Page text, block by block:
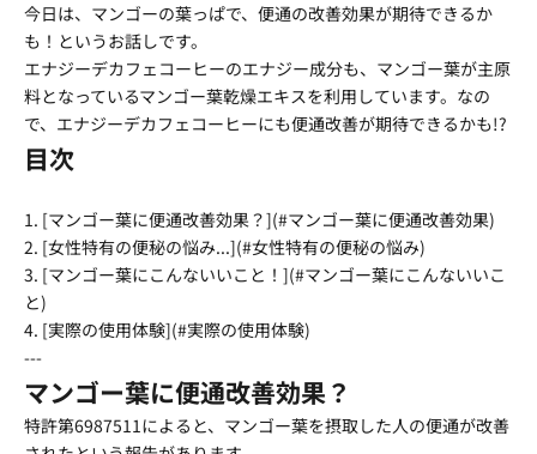
今日は、マンゴーの葉っぱで、便通の改善効果が期待できるか
も！というお話しです。
エナジーデカフェコーヒーのエナジー成分も、マンゴー葉が主原
料となっているマンゴー葉乾燥エキスを利用しています。なの
で、エナジーデカフェコーヒーにも便通改善が期待できるかも!?
目次
1. [マンゴー葉に便通改善効果？](#マンゴー葉に便通改善効果)
2. [女性特有の便秘の悩み...](#女性特有の便秘の悩み)
3. [マンゴー葉にこんないいこと！](#マンゴー葉にこんないいこ
と)
4. [実際の使用体験](#実際の使用体験)
---
マンゴー葉に便通改善効果？
特許第6987511によると、マンゴー葉を摂取した人の便通が改善